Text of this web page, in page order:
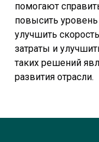
помогают
повысить
улучшить
затраты и
таких решений
развития отрасли.